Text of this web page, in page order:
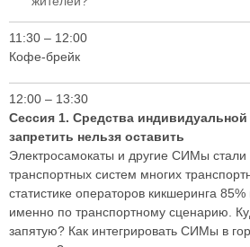
11:30 – 12:00
Кофе-брейк
12:00 – 13:30
Сессия 1. Средства
запретить нельзя оставить
Электросамокаты и другие СИМы стали
транспортных систем многих
статистике операторов кикшеринга
именно по транспортному сценарию.
запятую? Как интегрировать СИМы в